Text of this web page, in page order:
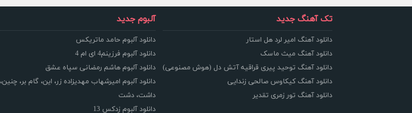
تک آهنگ جدید
دانلود آهنگ امیر لرد هل استار
دانلود آهنگ میث ماسک
دانلود آهنگ توحید پیری قراقیه آتش دل (هوش مصنوعی)
دانلود آهنگ کیکاوس صالحی زندایی
دانلود آهنگ تور زمری تقدیر
آلبوم جدید
دانلود آلبوم حامد ماتریکس
دانلود آلبوم فرزینم4 ای ام 4
دانلود آلبوم هاشم رمضانی سپاه عشق
دانلود آلبوم امیرشهاب مهدیزاده زر، این، گام بر، چنین،
داشت، دشت
دانلود آلبوم زدکس 13